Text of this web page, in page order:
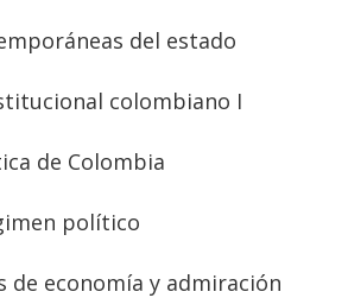
del estado
colombiano I
de Colombia
político
de economía y admiración